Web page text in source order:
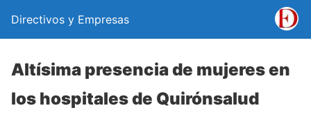
Directivos y Empresas
Altísima presencia de mujeres en
los hospitales de Quirónsalud